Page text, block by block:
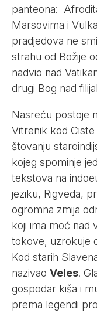
panteona:
Marsovima i
pradjedova ne
strahu od Božije
nadvio nad
drugi Bog nad
Nasreću postoje
Vitrenik kod
štovanju
kojeg spominje
tekstova na
jeziku, Rigveda,
ogromna zmija
koji ima moć nad
tokove, uzrokuje
Kod starih
nazivao Veles.
gospodar kiša i
prema legendi